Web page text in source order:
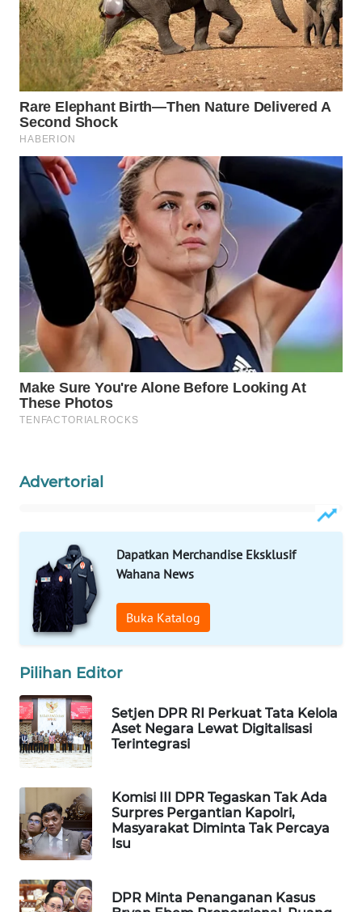
Advertorial
Dapatkan Merchandise Eksklusif
Wahana News
Buka Katalog
Pilihan Editor
Setjen DPR RI Perkuat Tata Kelola
Aset Negara Lewat Digitalisasi
Terintegrasi
Komisi III DPR Tegaskan Tak Ada
Surpres Pergantian Kapolri,
Masyarakat Diminta Tak Percaya
Isu
DPR Minta Penanganan Kasus
SIBARAGAS
NEWS
METRO
SIANTAR
NEWS
METRO
MEDAN
NEWS
KRT
NEWS
KARING
NEWS
HUMBANG
GARONGGANG
NEWS
FISUELRI
ID
ENERGI
CILEUNGSI
NEWS
BERKAT
NEWS
BERAMPU